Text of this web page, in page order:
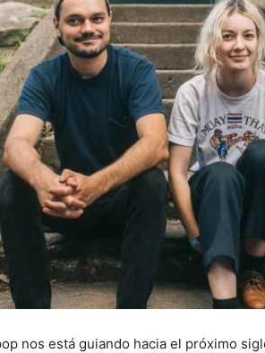
nos está guiando hacia el próximo